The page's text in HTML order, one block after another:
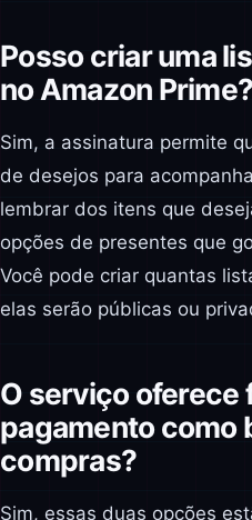
Posso criar uma
no Amazon Prime?
Sim, a assinatura permite
de desejos para
lembrar dos itens que
opções de presentes que
Você pode criar quantas
elas serão públicas ou
O serviço oferece
pagamento como
compras?
Sim, essas duas opções